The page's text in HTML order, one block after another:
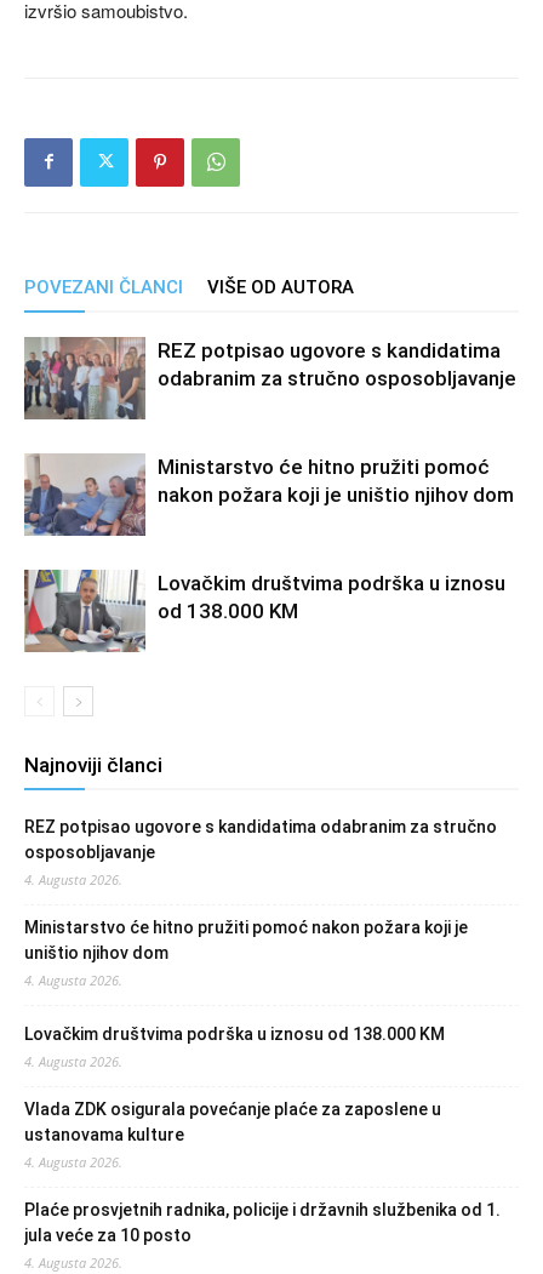
izvršio samoubistvo.
POVEZANI ČLANCI VIŠE OD AUTORA
REZ potpisao ugovore s kandidatima
odabranim za stručno osposobljavanje
Ministarstvo će hitno pružiti pomoć
nakon požara koji je uništio njihov dom
Lovačkim društvima podrška u iznosu
od 138.000 KM
Najnoviji članci
REZ potpisao ugovore s kandidatima odabranim za stručno
osposobljavanje
4. Augusta 2026.
Ministarstvo će hitno pružiti pomoć nakon požara koji je
uništio njihov dom
4. Augusta 2026.
Lovačkim društvima podrška u iznosu od 138.000 KM
4. Augusta 2026.
Vlada ZDK osigurala povećanje plaće za zaposlene u
ustanovama kulture
4. Augusta 2026.
Plaće prosvjetnih radnika, policije i državnih službenika od 1.
jula veće za 10 posto
4. Augusta 2026.